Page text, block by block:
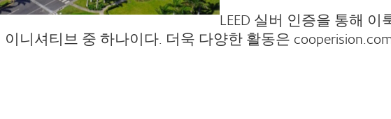
LEED 실버 인증을 통해
니셔티브 중 하나이다. 더욱 다양한 활동은